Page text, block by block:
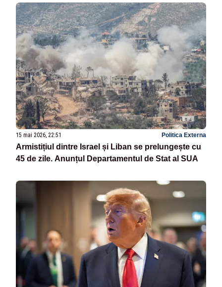
15 mai 2026, 22:51 Politica Externa
Armistițiul dintre Israel și Liban se prelungește cu
45 de zile. Anunțul Departamentul de Stat al SUA